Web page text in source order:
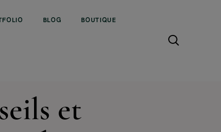
BLOG BOUTIQUE
et